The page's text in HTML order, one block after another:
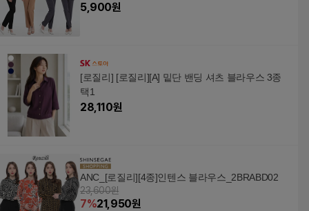
5,900원
[로질리] [로질리][A] 밑단 밴딩 셔츠 블라우스 3종
택1
28,110원
ANC_[로질리][4종]인텐스 블라우스_2BRABD02
23,600원
7%21,950원